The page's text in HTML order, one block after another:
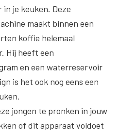
in je keuken. Deze
maakt binnen een
koffie helemaal
Hij heeft een
en een waterreservoir
is het ook nog eens een
jongen te pronken in jouw
of dit apparaat voldoet